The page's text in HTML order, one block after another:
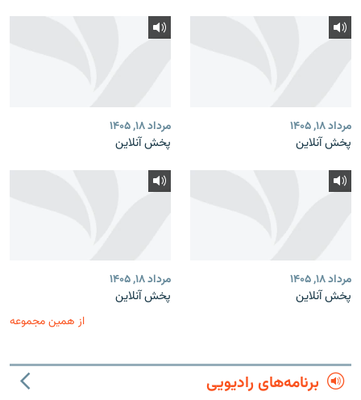
مرداد ۱۸, ۱۴۰۵
پخش آنلاین
مرداد ۱۸, ۱۴۰۵
پخش آنلاین
مرداد ۱۸, ۱۴۰۵
پخش آنلاین
مرداد ۱۸, ۱۴۰۵
پخش آنلاین
از همین مجموعه
برنامه‌های رادیویی